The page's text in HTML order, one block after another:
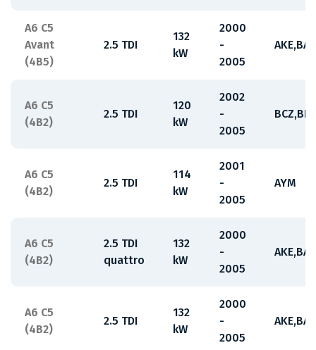
A6 C5
Avant
(4B5)
2.5 TDI
132
kW
2000
-
2005
A6 C5
(4B2)
2.5 TDI
120
kW
2002
-
2005
A6 C5
(4B2)
2.5 TDI
114
kW
2001
-
2005
AYM
A6 C5
(4B2)
2.5 TDI
quattro
132
kW
2000
-
2005
A6 C5
(4B2)
2.5 TDI
132
kW
2000
-
2005